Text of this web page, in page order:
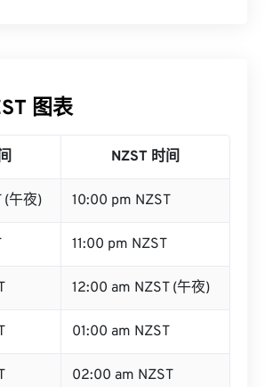
图表
NZST 时间
(午夜) 10:00 pm NZST
11:00 pm NZST
12:00 am NZST (午夜)
01:00 am NZST
02:00 am NZST